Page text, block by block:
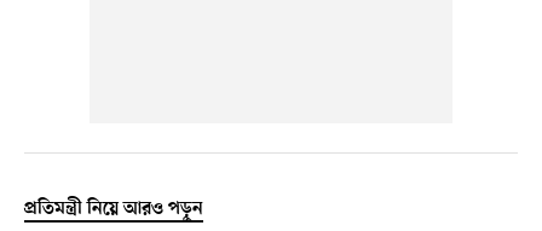
প্রতিমন্ত্রী নিয়ে আরও পড়ুন